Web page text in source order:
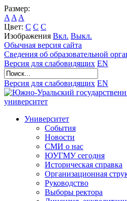
Размер:
A A A
Цвет: C C C
Изображения Вкл. Выкл.
Обычная версия сайта
Сведения об образовательной
Версия для слабовидящих EN
Версия для слабовидящих EN
Университет
События
Новости
СМИ о нас
ЮУГМУ сегодня
Историческая справка
Организационная
Руководство
Выборы ректора